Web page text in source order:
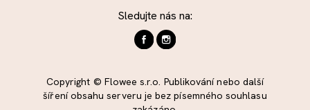
Sledujte nás na:
Copyright © Flowee s.r.o. Publikování nebo další
šíření obsahu serveru je bez písemného souhlasu